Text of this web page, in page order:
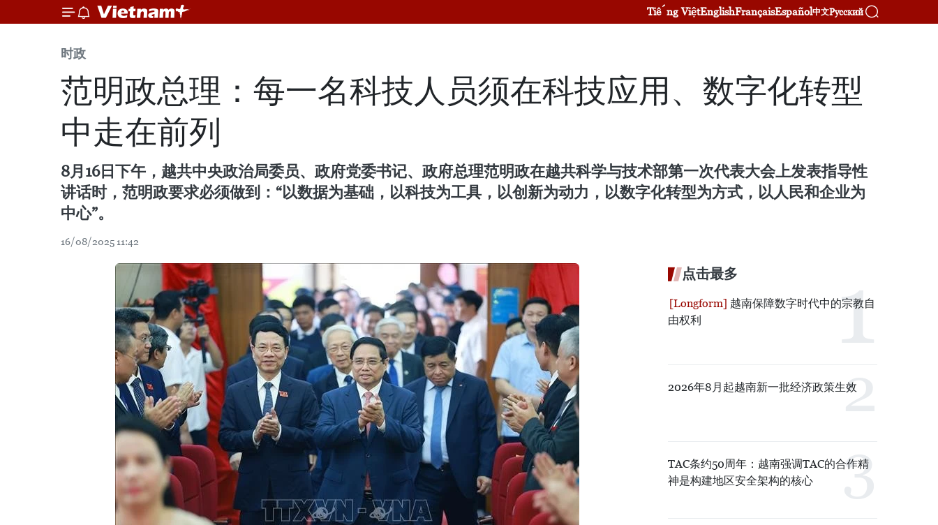
Tiếng ViệtEnglishFrançaisEspañol中文Русский
时政
范明政总理：每一名科技人员须在科技应用、数字化转型
中走在前列
8月16日下午，越共中央政治局委员、政府党委书记、政府总理范明政在越共科学与技术部第一次代表大会上发表指导性
讲话时，范明政要求必须做到：“以数据为基础，以科技为工具，以创新为动力，以数字化转型为方式，以人民和企业为
中心”。
16/08/2025 11:42
点击最多
越南保障数字时代中的宗教自
由权利
2026年8月起越南新一批经济政策生效
TAC条约50周年：越南强调TAC的合作精
神是构建地区安全架构的核心